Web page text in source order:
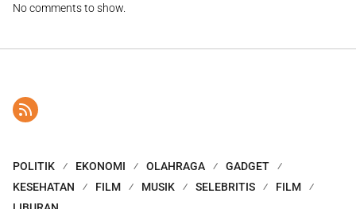
No comments to show.
POLITIK EKONOMI OLAHRAGA
GADGET
KESEHATAN
FILM MUSIK SELEBRITIS
FILM